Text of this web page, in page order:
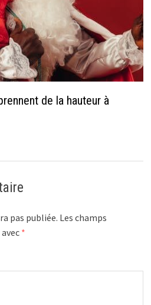
de la hauteur à
pas publiée. Les champs
*